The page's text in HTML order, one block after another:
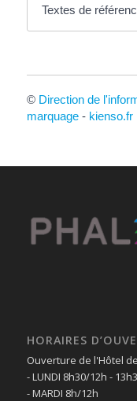
Textes de
© Direction de
marquage- kienso.fr
HORAIRES
Ouverture de l'Hôtel
- LUNDI 8h30/12h -
- MARDI 8h/12h